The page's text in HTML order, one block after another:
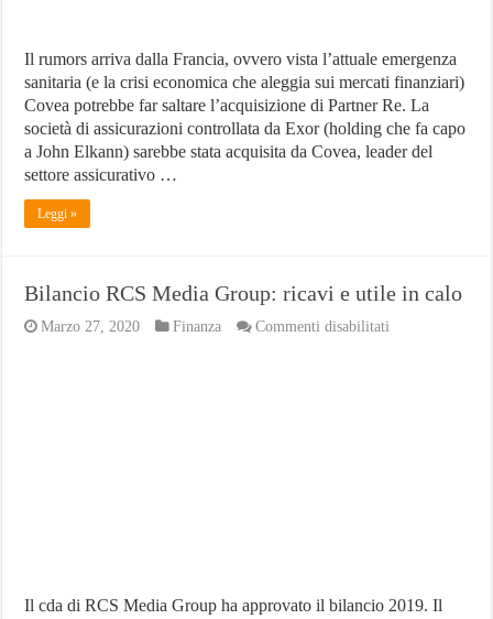
Il rumors arriva dalla Francia, ovvero vista l’attuale emergenza
sanitaria (e la crisi economica che aleggia sui mercati finanziari)
Covea potrebbe far saltare l’acquisizione di Partner Re. La
società di assicurazioni controllata da Exor (holding che fa capo
a John Elkann) sarebbe stata acquisita da Covea, leader del
settore assicurativo …
Leggi »
Bilancio RCS Media Group: ricavi e utile in calo
Marzo 27, 2020 Finanza Commenti disabilitati
Il cda di RCS Media Group ha approvato il bilancio 2019. Il